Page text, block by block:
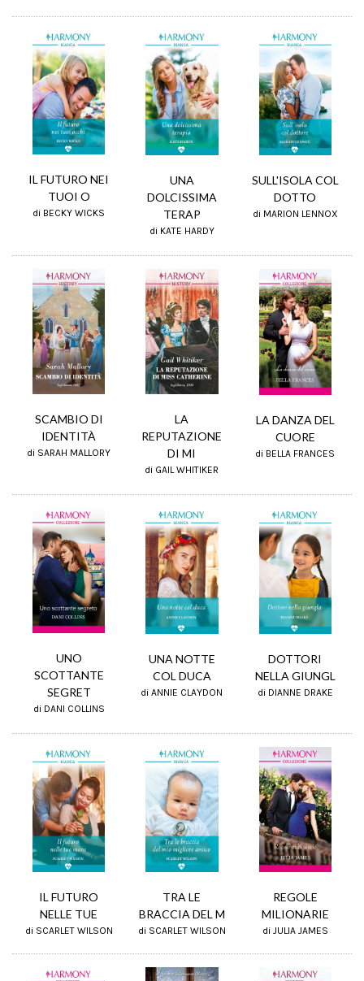
IL FUTURO NEI
TUOI O
di BECKY WICKS
UNA
DOLCISSIMA
TERAP
di KATE HARDY
SULL'ISOLA COL
DOTTO
di MARION LENNOX
SCAMBIO DI
IDENTITÀ
di SARAH MALLORY
LA
REPUTAZIONE
DI MI
di GAIL WHITIKER
LA DANZA DEL
CUORE
di BELLA FRANCES
UNO
SCOTTANTE
SEGRET
di DANI COLLINS
UNA NOTTE
COL DUCA
di ANNIE CLAYDON
DOTTORI
NELLA GIUNGL
di DIANNE DRAKE
IL FUTURO
NELLE TUE
di SCARLET WILSON
TRA LE
BRACCIA DEL M
di SCARLET WILSON
REGOLE
MILIONARIE
di JULIA JAMES